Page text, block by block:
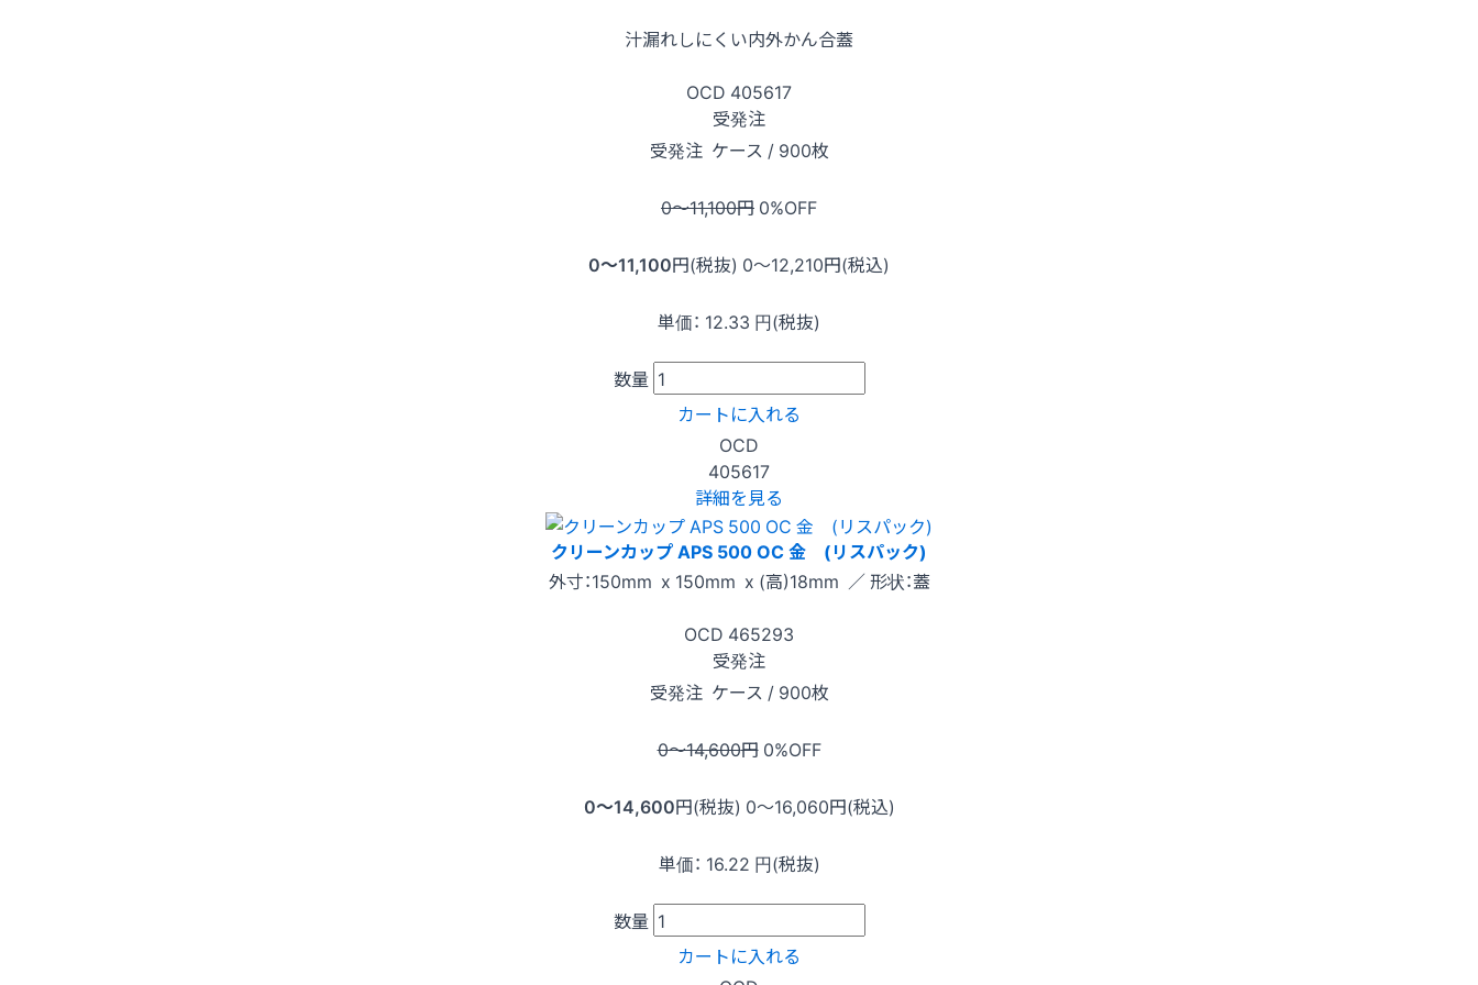
汁漏れしにくい内外かん合蓋
OCD 405617
受発注
受発注 ケース / 900枚
0〜11,100円 0%OFF
0〜11,100円(税抜) 0〜12,210円(税込)
単価： 12.33 円(税抜)
数量
カートに入れる
OCD
405617
詳細を見る
クリーンカップ APS 500 OC 金 (リスパック)
外寸：150mm x 150mm x (高)18mm ／ 形状：蓋
OCD 465293
受発注
受発注 ケース / 900枚
0〜14,600円 0%OFF
0〜14,600円(税抜) 0〜16,060円(税込)
単価： 16.22 円(税抜)
数量
カートに入れる